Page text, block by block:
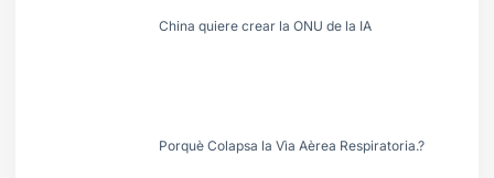
China quiere crear la ONU de la IA
Porquè Colapsa la Vìa Aèrea Respiratoria.?